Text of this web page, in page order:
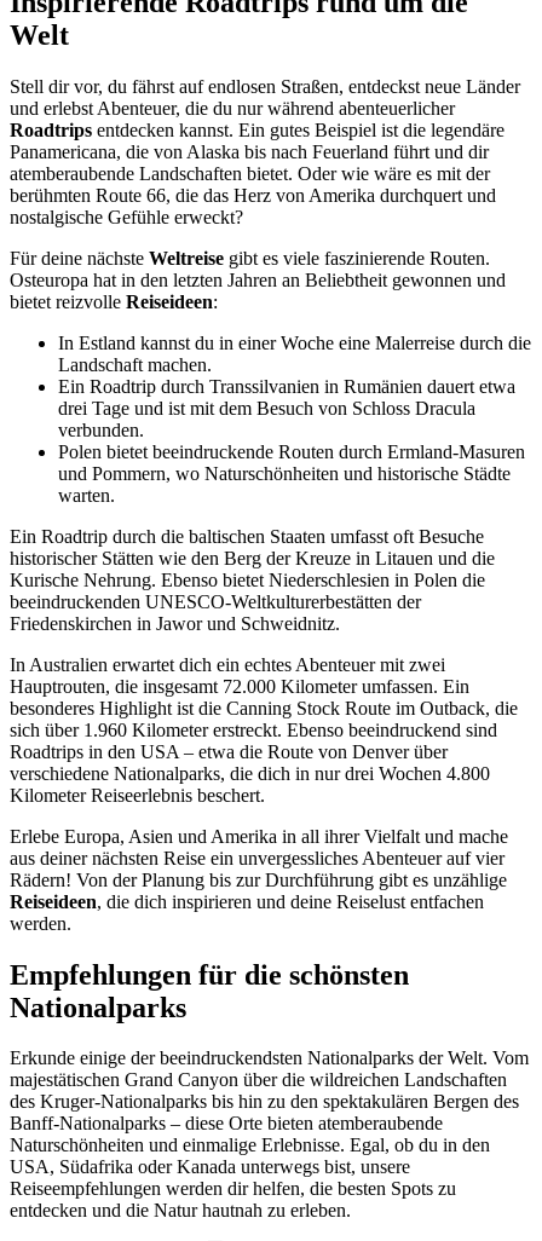
Welt
Stell dir vor, du fährst auf endlosen Straßen, entdeckst neue Länder
und erlebst Abenteuer, die du nur während abenteuerlicher
Roadtrips entdecken kannst. Ein gutes Beispiel ist die legendäre
Panamericana, die von Alaska bis nach Feuerland führt und dir
atemberaubende Landschaften bietet. Oder wie wäre es mit der
berühmten Route 66, die das Herz von Amerika durchquert und
nostalgische Gefühle erweckt?
Für deine nächste Weltreise gibt es viele faszinierende Routen.
Osteuropa hat in den letzten Jahren an Beliebtheit gewonnen und
bietet reizvolle Reiseideen:
In Estland kannst du in einer Woche eine Malerreise durch die
Landschaft machen.
Ein Roadtrip durch Transsilvanien in Rumänien dauert etwa
drei Tage und ist mit dem Besuch von Schloss Dracula
verbunden.
Polen bietet beeindruckende Routen durch Ermland-Masuren
und Pommern, wo Naturschönheiten und historische Städte
warten.
Ein Roadtrip durch die baltischen Staaten umfasst oft Besuche
historischer Stätten wie den Berg der Kreuze in Litauen und die
Kurische Nehrung. Ebenso bietet Niederschlesien in Polen die
beeindruckenden UNESCO-Weltkulturerbestätten der
Friedenskirchen in Jawor und Schweidnitz.
In Australien erwartet dich ein echtes Abenteuer mit zwei
Hauptrouten, die insgesamt 72.000 Kilometer umfassen. Ein
besonderes Highlight ist die Canning Stock Route im Outback, die
sich über 1.960 Kilometer erstreckt. Ebenso beeindruckend sind
Roadtrips in den USA – etwa die Route von Denver über
verschiedene Nationalparks, die dich in nur drei Wochen 4.800
Kilometer Reiseerlebnis beschert.
Erlebe Europa, Asien und Amerika in all ihrer Vielfalt und mache
aus deiner nächsten Reise ein unvergessliches Abenteuer auf vier
Rädern! Von der Planung bis zur Durchführung gibt es unzählige
Reiseideen, die dich inspirieren und deine Reiselust entfachen
werden.
Empfehlungen für die schönsten
Nationalparks
Erkunde einige der beeindruckendsten Nationalparks der Welt. Vom
majestätischen Grand Canyon über die wildreichen Landschaften
des Kruger-Nationalparks bis hin zu den spektakulären Bergen des
Banff-Nationalparks – diese Orte bieten atemberaubende
Naturschönheiten und einmalige Erlebnisse. Egal, ob du in den
USA, Südafrika oder Kanada unterwegs bist, unsere
Reiseempfehlungen werden dir helfen, die besten Spots zu
entdecken und die Natur hautnah zu erleben.